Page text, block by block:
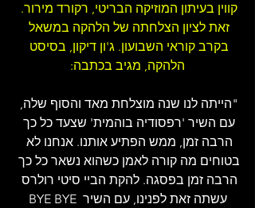
קווין בעיתון המוזיקה הבריטי, רקורד מירור.
זאת לציון הצלחתה של הלהקה במשאל
בקרב קוראי השבועון. ג'ון דיקון, בסיסט
הלהקה, מגיב בכתבה:
"הייתה לנו שנה מוצלחת מאד והסוף שלה,
עם השיר 'רפסודיה בוהמית' שצעד כל כך
הרבה זמן, ממש הפתיע אותנו. אנחנו לא
בטוחים מה קורה לאמן כשהוא נשאר כל כך
הרבה זמן בפסגה. להקת הביי סיטי רולרס
עשתה זאת לפנינו, עם השיר BYE BYE